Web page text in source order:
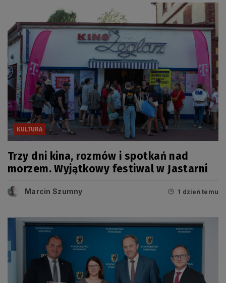
KULTURA
Trzy dni kina, rozmów i spotkań nad
morzem. Wyjątkowy festiwal w Jastarni
Marcin Szumny 1 dzień temu